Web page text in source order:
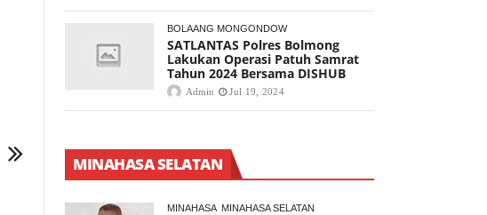
BOLAANG MONGONDOW
SATLANTAS Polres Bolmong
Lakukan Operasi Patuh Samrat
Tahun 2024 Bersama DISHUB
Admin Jul 19, 2024
MINAHASA SELATAN
MINAHASA MINAHASA SELATAN